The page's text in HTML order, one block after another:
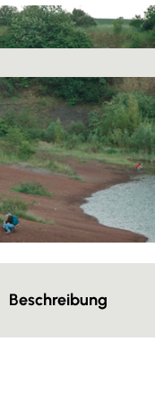
Beschreibung